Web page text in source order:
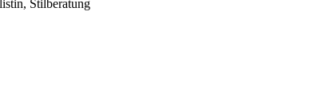
Stilberatung